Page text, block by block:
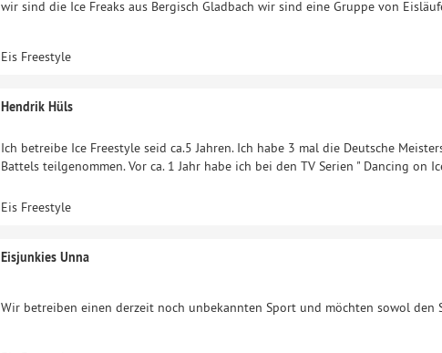
wir sind die Ice Freaks aus Bergisch Gladbach wir sind eine Gruppe von
Eis Freestyle
Hendrik Hüls
Ich betreibe Ice Freestyle seid ca.5 Jahren. Ich habe 3 mal die Deutsche
Battels teilgenommen. Vor ca. 1 Jahr habe ich bei den TV Serien " Dancing on
Eis Freestyle
Eisjunkies Unna
Wir betreiben einen derzeit noch unbekannten Sport und möchten sowol den